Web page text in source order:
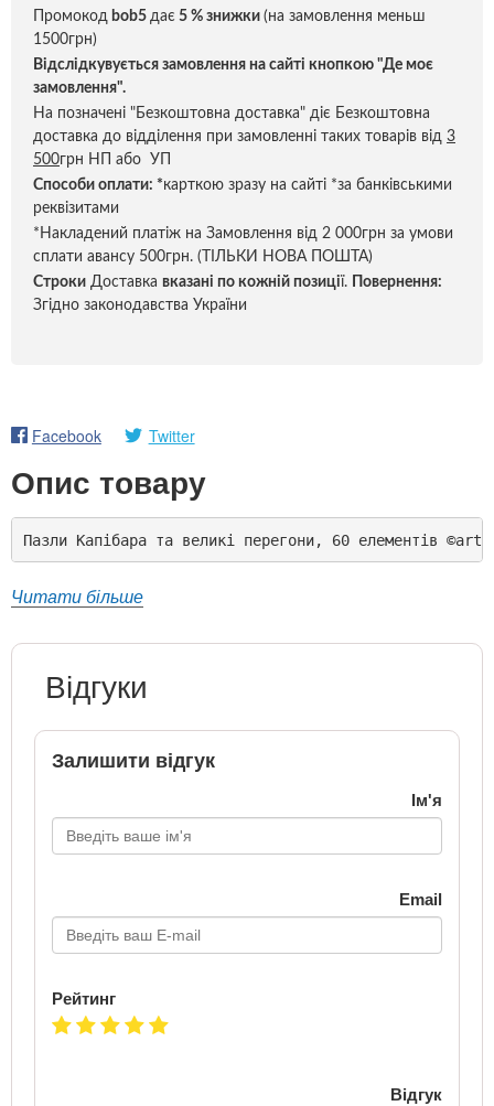
Промокод bob5 дає 5 % знижки (на замовлення меньш
1500грн)
Відслідкувується замовлення на сайті кнопкою "Де моє
замовлення".
На позначені "Безкоштовна доставка" діє Безкоштовна
доставка до відділення при замовленні таких товарів від 3
500грн НП або УП
Способи оплати: *карткою зразу на сайті *за банківськими
реквізитами
*Накладений платіж на Замовлення від 2 000грн за умови
сплати авансу 500грн. (ТІЛЬКИ НОВА ПОШТА)
Строки Доставка вказані по кожній позиції.
Повернення:
Згідно законодавства України
Facebook Twitter
Опис товару
Пазли Капібара та великі перегони, 60 елементів
Читати більше
Відгуки
Залишити відгук
Ім'я
Email
Рейтинг
Відгук